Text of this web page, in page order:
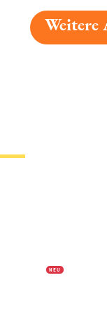
Weitere
N E U